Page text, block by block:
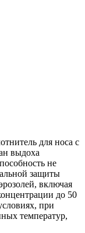
для носа с
выдоха
не
защиты
включая
до 50
при
температур,